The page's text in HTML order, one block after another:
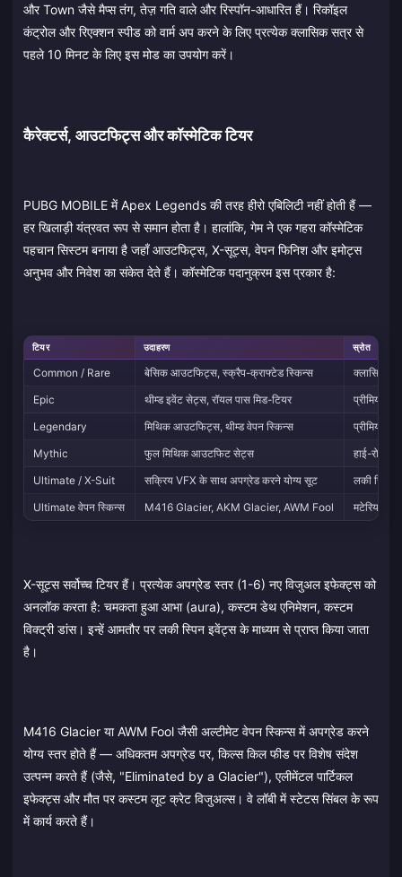
और Town जैसे मैप्स तंग, तेज़ गति वाले और रिस्पॉन-आधारित हैं। रिकॉइल
कंट्रोल और रिएक्शन स्पीड को वार्म अप करने के लिए प्रत्येक क्लासिक सत्र से
पहले 10 मिनट के लिए इस मोड का उपयोग करें।
कैरेक्टर्स, आउटफिट्स और कॉस्मेटिक टियर
PUBG MOBILE में Apex Legends की तरह हीरो एबिलिटी नहीं होती हैं —
हर खिलाड़ी यंत्रवत रूप से समान होता है। हालांकि, गेम ने एक गहरा कॉस्मेटिक
पहचान सिस्टम बनाया है जहाँ आउटफिट्स, X-सूट्स, वेपन फिनिश और इमोट्स
अनुभव और निवेश का संकेत देते हैं। कॉस्मेटिक पदानुक्रम इस प्रकार है:
टियर उदाहरण स्रोत
Common / Rare बेसिक आउटफिट्स, स्क्रैप-क्राफ्टेड स्किन्स
क्लासिक
Epic
थीम्ड इवेंट सेट्स, रॉयल पास मिड-टियर
प्रीमियम
Legendary
मिथिक आउटफिट्स, थीम्ड वेपन स्किन्स
प्रीमियम
Mythic
फुल मिथिक आउटफिट सेट्स
हाई-रोल
Ultimate / X-Suit
सक्रिय VFX के साथ अपग्रेड करने योग्य सूट
लकी स्पिन
Ultimate वेपन स्किन्स
M416 Glacier, AKM Glacier, AWM Fool मटेरियल्स
X-सूट्स सर्वोच्च टियर हैं। प्रत्येक अपग्रेड स्तर (1-6) नए विजुअल इफेक्ट्स को
अनलॉक करता है: चमकता हुआ आभा (aura), कस्टम डेथ एनिमेशन, कस्टम
विक्ट्री डांस। इन्हें आमतौर पर लकी स्पिन इवेंट्स के माध्यम से प्राप्त किया जाता
है।
M416 Glacier या AWM Fool जैसी अल्टीमेट वेपन स्किन्स में अपग्रेड करने
योग्य स्तर होते हैं — अधिकतम अपग्रेड पर, किल्स किल फीड पर विशेष संदेश
उत्पन्न करते हैं (जैसे, "Eliminated by a Glacier"), एलीमेंटल पार्टिकल
इफेक्ट्स और मौत पर कस्टम लूट क्रेट विजुअल्स। वे लॉबी में स्टेटस सिंबल के रूप
में कार्य करते हैं।